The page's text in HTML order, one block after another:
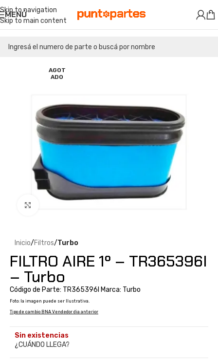
Skip to navigation
Skip to main content
MENÚ
AGOT
ADO
Inicio Filtros Turbo
FILTRO AIRE 1º – TR365396I
– Turbo
Código de Parte: TR365396I Marca: Turbo
Foto: la imagen puede ser Ilustrativa.
Tipo de cambio BNA Vendedor dia anterior
Sin existencias
¿CUÁNDO LLEGA?